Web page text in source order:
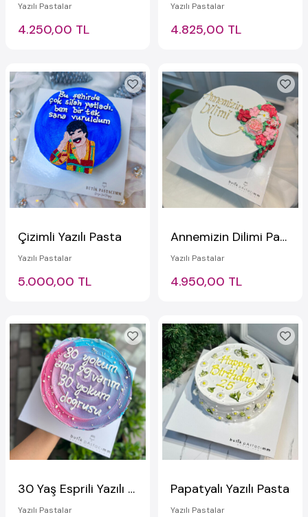
Yazılı Pastalar
4.250,00 TL
Yazılı Pastalar
4.825,00 TL
Çizimli Yazılı Pasta
Yazılı Pastalar
5.000,00 TL
Annemizin Dilimi Pastası
Yazılı Pastalar
4.950,00 TL
30 Yaş Esprili Yazılı Pasta
Yazılı Pastalar
Papatyalı Yazılı Pasta
Yazılı Pastalar